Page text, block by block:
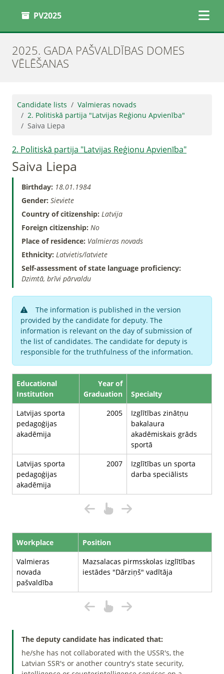
PV2025
2025. GADA PAŠVALDĪBAS DOMES
VĒLĒŠANAS
Candidate lists
Valmieras novads
2. Politiskā partija "Latvijas Reģionu Apvienība"
Saiva Liepa
2. Politiskā partija "Latvijas Reģionu Apvienība"
Saiva Liepa
Birthday: 18.01.1984
Gender: Sieviete
Country of citizenship: Latvija
Foreign citizenship: No
Place of residence: Valmieras novads
Ethnicity: Latvietis/latviete
Self-assessment of state language proficiency:
Dzimtā, brīvi pārvaldu
The information is published in the version
provided by the candidate for deputy. The
information is relevant on the day of submission of
the list of candidates. The candidate for deputy is
responsible for the truthfulness of the information.
Educational
Institution
Year of
Graduation
Specialty
Latvijas sporta
pedagoģijas
akadēmija
2005
Izglītības zinātņu
bakalaura
akadēmiskais grāds
sportā
Latvijas sporta
pedagoģijas
akadēmija
2007
Izglītības un sporta
darba speciālists
Workplace
Position
Valmieras
novada
pašvaldība
Mazsalacas pirmsskolas izglītības
iestādes "Dārziņš" vadītāja
The deputy candidate has indicated that:
he/she has not collaborated with the USSR's, the
Latvian SSR's or another country's state security,